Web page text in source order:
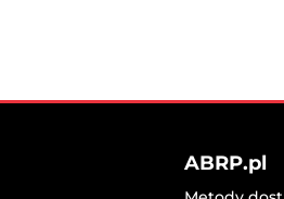
się na wydłużaniu czasu
ABRP.pl